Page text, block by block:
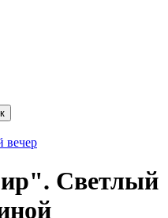
вечер
Светлый